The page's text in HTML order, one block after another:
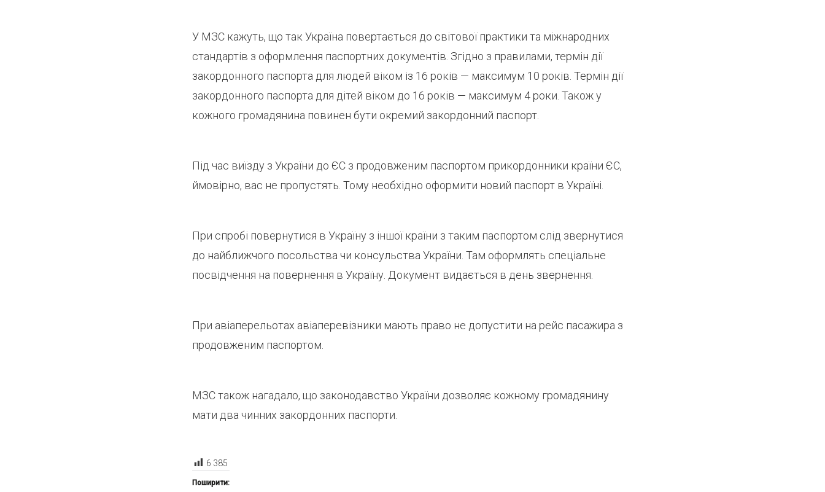
У МЗС кажуть, що так Україна повертається до світової практики та міжнародних
стандартів з оформлення паспортних документів. Згідно з правилами, термін дії
закордонного паспорта для людей віком із 16 років — максимум 10 років. Термін дії
закордонного паспорта для дітей віком до 16 років — максимум 4 роки. Також у
кожного громадянина повинен бути окремий закордонний паспорт.
Під час виїзду з України до ЄС з продовженим паспортом прикордонники країни ЄС,
ймовірно, вас не пропустять. Тому необхідно оформити новий паспорт в Україні.
При спробі повернутися в Україну з іншої країни з таким паспортом слід звернутися
до найближчого посольства чи консульства України. Там оформлять спеціальне
посвідчення на повернення в Україну. Документ видається в день звернення.
При авіаперельотах авіаперевізники мають право не допустити на рейс пасажира з
продовженим паспортом.
МЗС також нагадало, що законодавство України дозволяє кожному громадянину
мати два чинних закордонних паспорти.
6 385
Поширити: